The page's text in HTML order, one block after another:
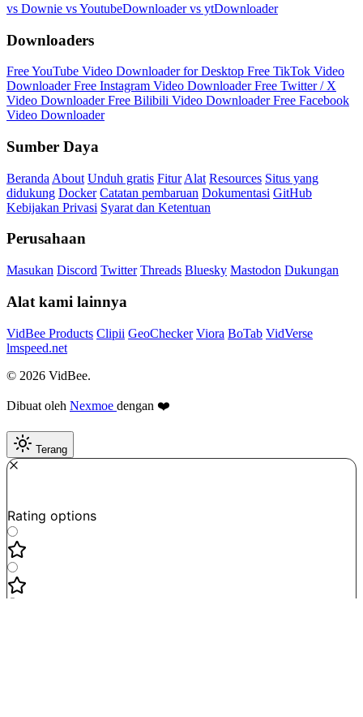
vs Downie vs YoutubeDownloadervs ytDownloader
Downloaders
Free YouTube Video Downloader for Desktop Free TikTok Video
DownloaderFree Instagram Video DownloaderFree Twitter / X
Video DownloaderFree Bilibili Video DownloaderFree Facebook
Video Downloader
Sumber Daya
Beranda About Unduh gratis Fitur Alat Resources Situs yang
didukung Docker Catatan pembaruan Dokumentasi GitHub
Kebijakan Privasi Syarat dan Ketentuan
Perusahaan
Masukan Discord Twitter Threads Bluesky Mastodon Dukungan
Alat kami lainnya
VidBee Products Clipii GeoChecker Viora BoTab VidVerse
lmspeed.net
© 2026 VidBee.
Dibuat oleh Nexmoe dengan ❤️
Terang
Rating options